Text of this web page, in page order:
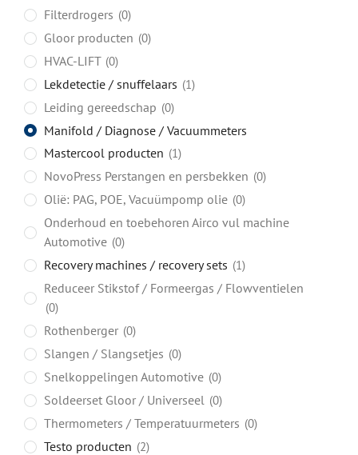
Filterdrogers 0
Gloor producten 0
HVAC-LIFT 0
Lekdetectie / snuffelaars 1
Leiding gereedschap 0
Manifold / Diagnose / Vacuummeters
Mastercool producten
1
NovoPress Perstangen en persbekken 0
Olië: PAG, POE, Vacuümpomp olie 0
Onderhoud en toebehoren Airco vul machine
Automotive 0
Recovery machines / recovery sets 1
Reduceer Stikstof / Formeergas / Flowventielen
0
Rothenberger 0
Slangen / Slangsetjes 0
Snelkoppelingen Automotive 0
Soldeerset Gloor / Universeel 0
Thermometers / Temperatuurmeters 0
Testo producten 2